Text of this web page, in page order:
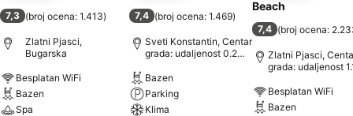
7,3 (broj ocena: 1.413)
Zlatni Pjasci,
Bugarska
Besplatan WiFi
Bazen
Spa
7,4 (broj ocena: 1.469)
Sveti Konstantin, Centar
grada: udaljenost 0.2
Bazen
Parking
Klima
Beach
7,4 (broj ocena:
Zlatni Pjasci,
grada: udaljenost
Besplatan WiFi
Bazen